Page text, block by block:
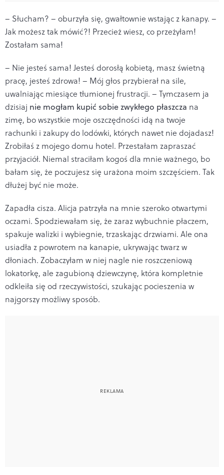
– Słucham? – oburzyła się, gwałtownie wstając z kanapy. –
Jak możesz tak mówić?! Przecież wiesz, co przeżyłam!
Zostałam sama!
– Nie jesteś sama! Jesteś dorosłą kobietą, masz świetną
pracę, jesteś zdrowa! – Mój głos przybierał na sile,
uwalniając miesiące tłumionej frustracji. – Tymczasem ja
dzisiaj nie mogłam kupić sobie zwykłego płaszcza na
zimę, bo wszystkie moje oszczędności idą na twoje
rachunki i zakupy do lodówki, których nawet nie dojadasz!
Zrobiłaś z mojego domu hotel. Przestałam zapraszać
przyjaciół. Niemal straciłam kogoś dla mnie ważnego, bo
bałam się, że poczujesz się urażona moim szczęściem. Tak
dłużej być nie może.
Zapadła cisza. Alicja patrzyła na mnie szeroko otwartymi
oczami. Spodziewałam się, że zaraz wybuchnie płaczem,
spakuje walizki i wybiegnie, trzaskając drzwiami. Ale ona
usiadła z powrotem na kanapie, ukrywając twarz w
dłoniach. Zobaczyłam w niej nagle nie roszczeniową
lokatorkę, ale zagubioną dziewczynę, która kompletnie
odkleiła się od rzeczywistości, szukając pocieszenia w
najgorszy możliwy sposób.